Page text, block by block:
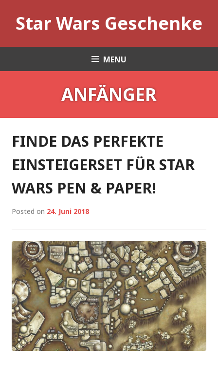
contentStar Wars Geschenke
MENU
ANFÄNGER
FINDE DAS PERFEKTE
EINSTEIGERSET FÜR STAR
WARS PEN & PAPER!
Posted on 24. Juni 2018